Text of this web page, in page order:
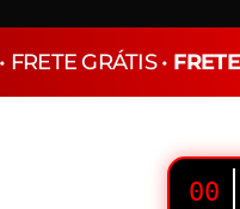
FRETE GRÁTIS •
00